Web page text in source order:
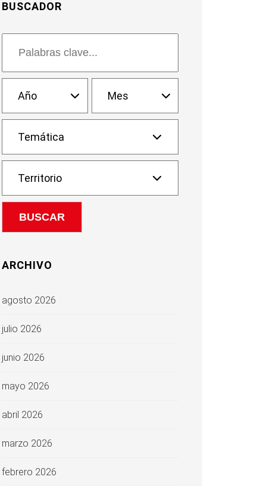
BUSCADOR
ARCHIVO
agosto 2026
julio 2026
junio 2026
mayo 2026
abril 2026
marzo 2026
febrero 2026